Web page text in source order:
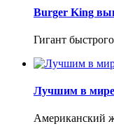
Burger King
Гигант
Лучшим в мире
Американский